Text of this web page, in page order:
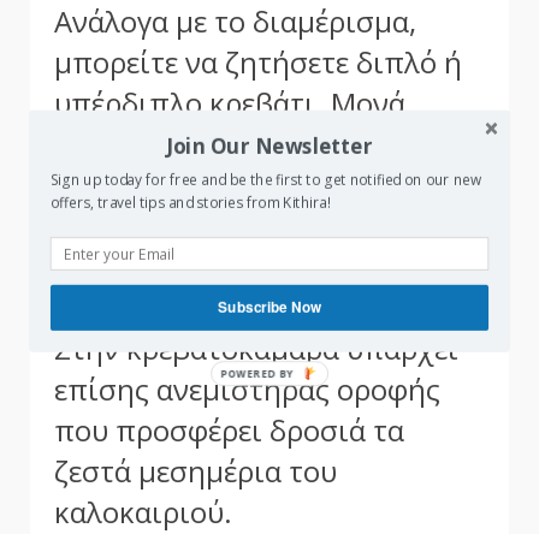
Ανάλογα με το διαμέρισμα,
μπορείτε να ζητήσετε διπλό ή
υπέρδιπλο κρεβάτι. Μονά
κρεβάτια υπάρχουν μόνο στο
σαλόνι κάποιων
διαμερισμάτων. Κατόπιν
αιτήματος παρέχεται και
βρεφικό παρκοκρέβατο.
Στην κρεβατοκάμαρα υπάρχει
επίσης ανεμιστήρας οροφής
που προσφέρει δροσιά τα
ζεστά μεσημέρια του
καλοκαιριού.
Join Our Newsletter
Sign up today for free and be the first to get notified on our new
offers, travel tips and stories from Kithira!
Subscribe Now
POWERED BY